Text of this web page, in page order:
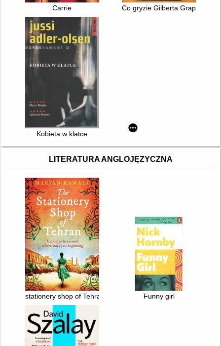
Carrie Co gryzie Gilberta Grape'a
Kobieta w klatce
LITERATURA ANGLOJĘZYCZNA
stationery shop of Tehran Funny girl